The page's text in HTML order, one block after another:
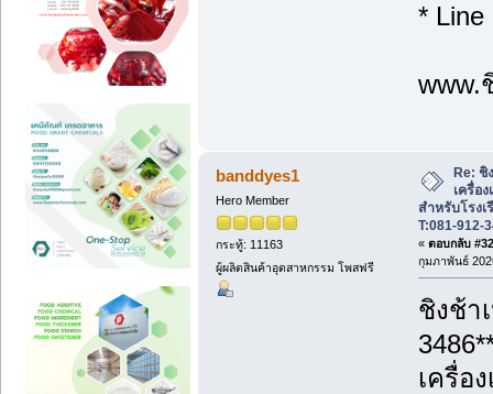
* Line
www.
banddyes1
Hero Member
กระทู้: 11163
ผู้ผลิตสินค้าอุตสาหกรรม โพสฟรี
Re: ชิ
เครื่อ
สำหรับโรง
T:081-912-
« ตอบกลับ
กุมภาพันธ์
ชิงช้า
เครื่อ